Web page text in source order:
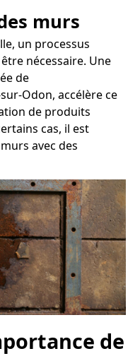
murs
un processus
nécessaire. Une
de
Odon, accélère ce
de produits
cas, il est
avec des
de